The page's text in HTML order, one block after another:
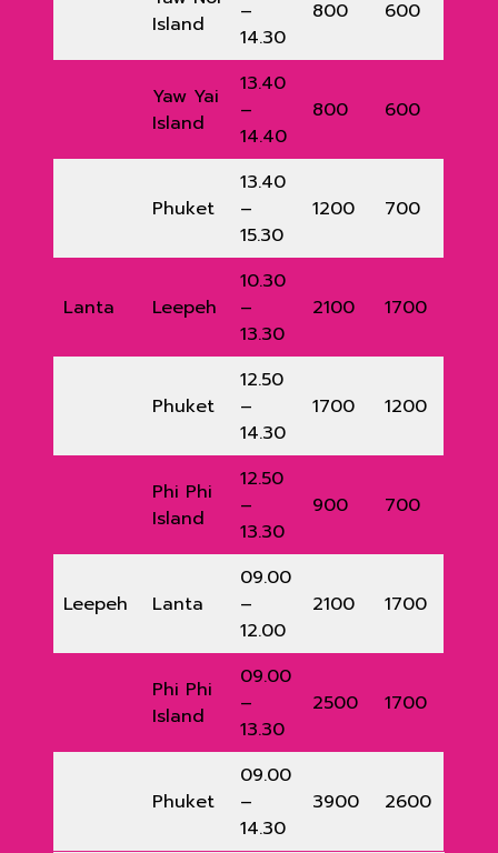
Island
–
14.30
800 600
Yaw Yai
Island
13.40
–
14.40
800 600
Phuket
13.40
–
15.30
1200 700
Lanta Leepeh
10.30
–
13.30
2100 1700
Phuket
12.50
–
14.30
1700 1200
Phi Phi
Island
12.50
–
13.30
900 700
Leepeh Lanta
09.00
–
12.00
2100 1700
Phi Phi
Island
09.00
–
13.30
2500 1700
Phuket
09.00
–
14.30
3900 2600